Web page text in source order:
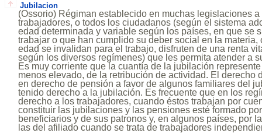
Jubilacion
(Ossorio) Régiman establecido en muchas legislaciones
trabajadores, o todos los ciudadanos (según el sistema
edad determinada y variable según los países, en que se
trabajar o que han cumplido su deber social en la
edad se invalidan para el trabajo, disfruten de una renta
según los diversos regímenes) que les permita atender a
Es muy corriente que la cuantía de la jubilación
menos elevado, de la retribución de actividad. El derecho
en derecho de pensión a favor de algunos familiares del
tenido derecho a la jubilación. Es frecuente que en los
derecho a los trabajadores, cuando éstos trabajan por
constituir las jubilaciones y las pensiones esté formado
beneficiarios y de sus patronos y, en algunos países, por
las del afiliado cuando se trata de trabajadores